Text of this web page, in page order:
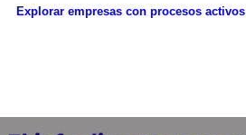
Explorar empresas con procesos activos